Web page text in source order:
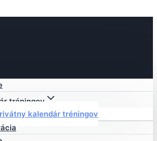
tréningov
kalendár tréningov